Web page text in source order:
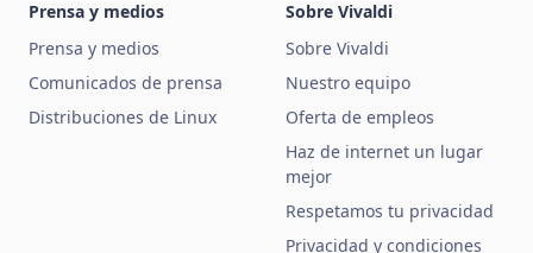
Prensa y medios
Prensa y medios
Comunicados de prensa
Distribuciones de Linux
Sobre Vivaldi
Sobre Vivaldi
Nuestro equipo
Oferta de empleos
Haz de internet un lugar
mejor
Respetamos tu privacidad
Privacidad y condiciones